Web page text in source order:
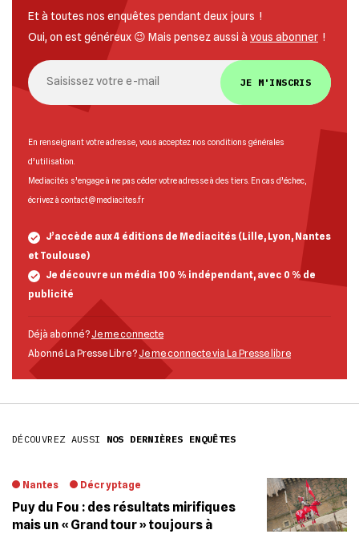
Et à toutes nos enquêtes pendant deux jours !
Oui, on est généreux 😉 Mais pensez aussi à vous abonner !
JE M'INSCRIS
En renseignant votre adresse, vous acceptez nos conditions générales
d’utilisation
Mediacités s’engage à ne pas céder votre adresse à des tiers. En cas d’échec,
écrivez à contact@mediacites.fr
J’accède aux 4 éditions de Mediacités (Lille, Lyon, Nantes
et Toulouse)
Je découvre un média 100 % indépendant, avec 0 % de
publicité
Déjà abonné ? Je me connecte
Abonné La Presse Libre ? Je me connecte via La Presse libre
DÉCOUVREZ AUSSI NOS DERNIÈRES ENQUÊTES
Nantes Décryptage
Puy du Fou : des résultats mirifiques
mais un « Grand tour » toujours à